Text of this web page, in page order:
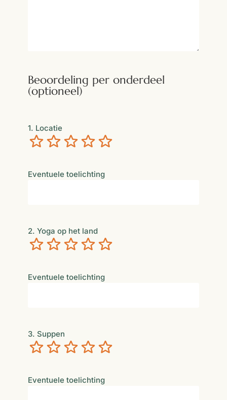
Beoordeling per onderdeel
(optioneel)
1. Locatie
Uitstekend
Best goed
Neutraal
Niet zo goed
Verschrikkelijk
Eventuele toelichting
2. Yoga op het land
Uitstekend
Best goed
Neutraal
Niet zo goed
Verschrikkelijk
Eventuele toelichting
3. Suppen
Uitstekend
Best goed
Neutraal
Niet zo goed
Verschrikkelijk
Eventuele toelichting